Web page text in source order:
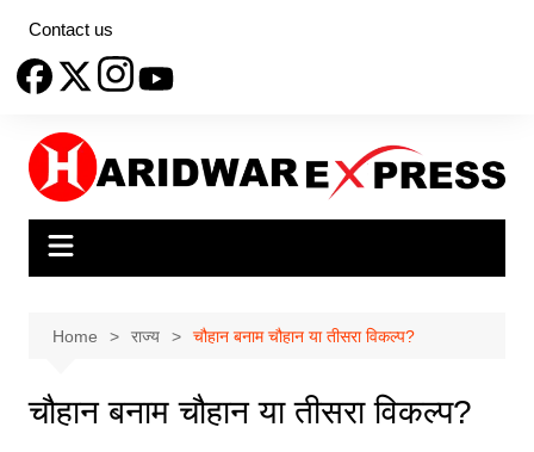
content
Contact us
Home राज्य चौहान बनाम चौहान या तीसरा विकल्प?
चौहान बनाम चौहान या तीसरा विकल्प?